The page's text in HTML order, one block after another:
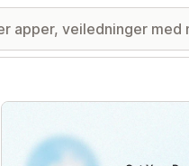
Galleri med fremhevede bilder